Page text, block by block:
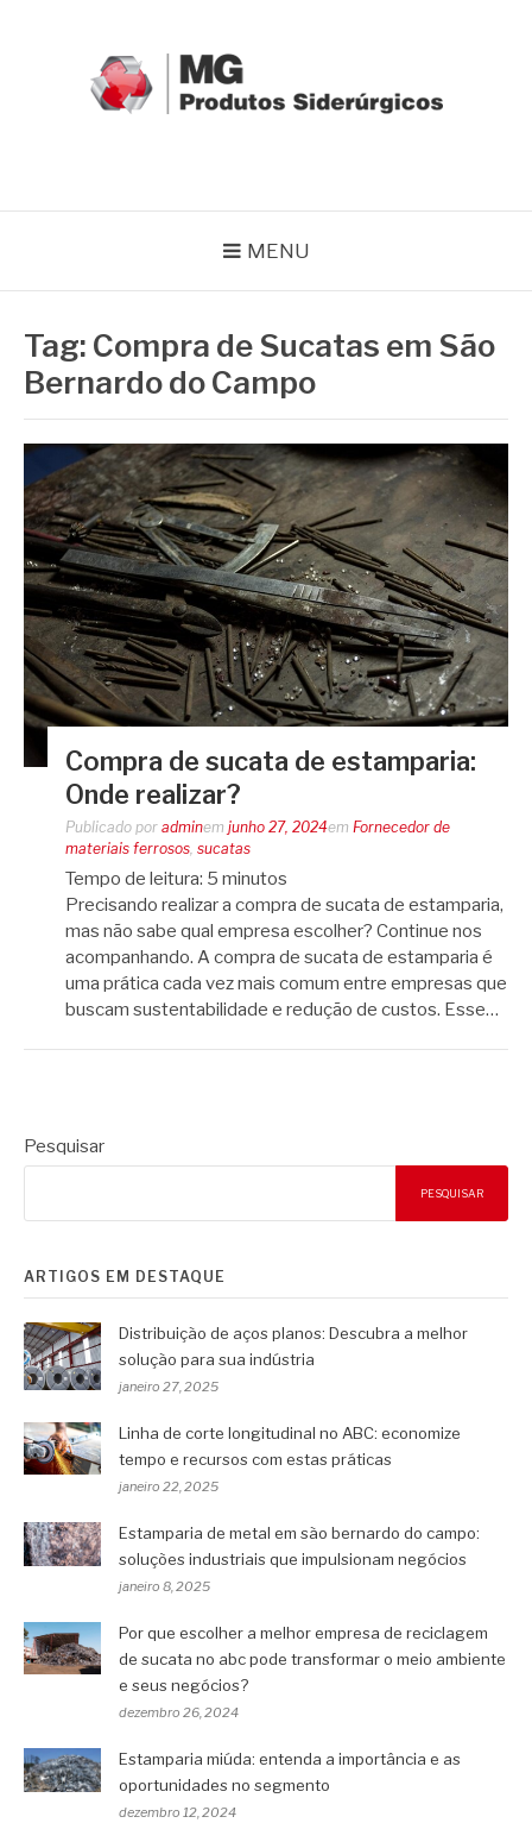
MENU
Tag: Compra de Sucatas em São
Bernardo do Campo
Compra de sucata de estamparia:
Onde realizar?
Publicado por adminem junho 27, 2024em Fornecedor de
materiais ferrosos sucatas
Tempo de leitura: 5 minutos
Precisando realizar a compra de sucata de estamparia,
mas não sabe qual empresa escolher? Continue nos
acompanhando. A compra de sucata de estamparia é
uma prática cada vez mais comum entre empresas que
buscam sustentabilidade e redução de custos. Esse…
Pesquisar
PESQUISAR
ARTIGOS EM DESTAQUE
Distribuição de aços planos: Descubra a melhor
solução para sua indústria
janeiro 27, 2025
Linha de corte longitudinal no ABC: economize
tempo e recursos com estas práticas
janeiro 22, 2025
Estamparia de metal em são bernardo do campo:
soluções industriais que impulsionam negócios
janeiro 8, 2025
Por que escolher a melhor empresa de reciclagem
de sucata no abc pode transformar o meio ambiente
e seus negócios?
dezembro 26, 2024
Estamparia miúda: entenda a importância e as
oportunidades no segmento
dezembro 12, 2024